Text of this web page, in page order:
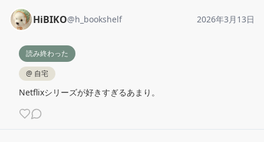
HiBIKO@h_bookshelf 2026年3月13日
読み終わった
@ 自宅
Netflixシリーズが好きすぎるあまり。